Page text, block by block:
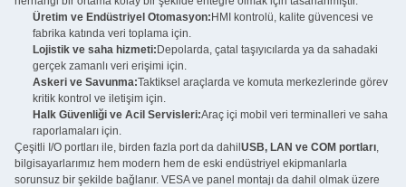
Üretim ve Endüstriyel Otomasyon: HMI kontrolü, kalite güvencesi ve
fabrika katında veri toplama için.
Lojistik ve saha hizmeti: Depolarda, çatal taşıyıcılarda ya da sahadaki
gerçek zamanlı veri erişimi için.
Askeri ve Savunma:Taktiksel araçlarda ve komuta merkezlerinde görev
kritik kontrol ve iletişim için.
Halk Güvenliği ve Acil Servisleri:Araç içi mobil veri terminalleri ve saha
raporlamaları için.
Çeşitli I/O portları ile, birden fazla port da dahil USB, LAN ve COM portları,
bilgisayarlarımız hem modern hem de eski endüstriyel ekipmanlarla
sorunsuz bir şekilde bağlanır. VESA ve panel montajı da dahil olmak üzere